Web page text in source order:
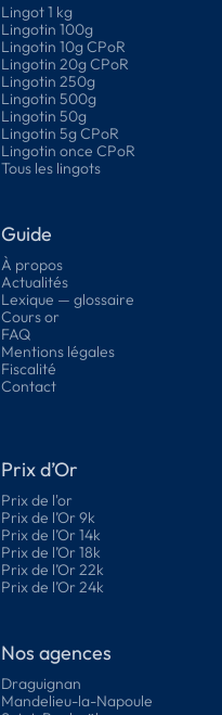
Lingot 1 kg
Lingotin 100g
Lingotin 10g CPoR
Lingotin 20g CPoR
Lingotin 250g
Lingotin 500g
Lingotin 50g
Lingotin 5g CPoR
Lingotin once CPoR
Tous les lingots
Guide
À propos
Actualités
Lexique — glossaire
Cours or
FAQ
Mentions légales
Fiscalité
Contact
Prix d’Or
Prix de l'or
Prix de l’Or 9k
Prix de l’Or 14k
Prix de l’Or 18k
Prix de l’Or 22k
Prix de l’Or 24k
Nos agences
Draguignan
Mandelieu-la-Napoule